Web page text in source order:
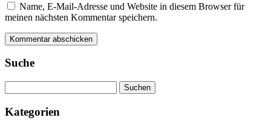
Name, E-Mail-Adresse und Website in diesem Browser für
meinen nächsten Kommentar speichern.
Suche
nach:
Kategorien